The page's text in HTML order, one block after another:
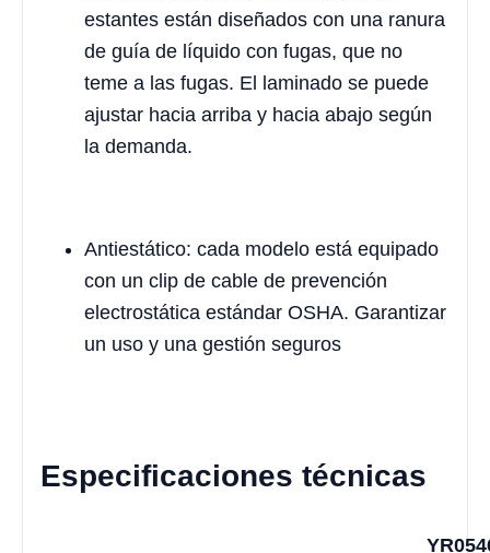
estantes están diseñados con una ranura
de guía de líquido con fugas, que no
teme a las fugas. El laminado se puede
ajustar hacia arriba y hacia abajo según
la demanda.
Antiestático: cada modelo está equipado
con un clip de cable de prevención
electrostática estándar OSHA. Garantizar
un uso y una gestión seguros
Especificaciones técnicas